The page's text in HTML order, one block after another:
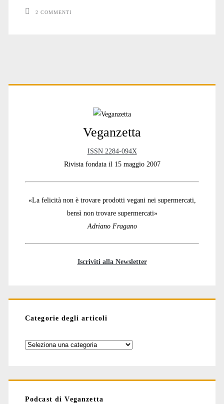
2 COMMENTI
Primary
Veganzetta
ISSN 2284-094X
Rivista fondata il 15 maggio 2007
«La felicità non è trovare prodotti vegani nei supermercati,
bensì non trovare supermercati»
Adriano Fragano
Iscriviti alla Newsletter
Categorie degli articoli
Categorie
Podcast di Veganzetta